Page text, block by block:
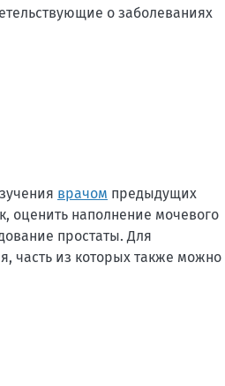
о заболеваниях
врачом предыдущих
оценить наполнение мочевого
простаты. Для
часть из которых также можно